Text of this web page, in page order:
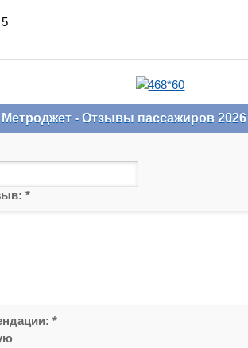
- Отзывы пассажиров 2026
*
*